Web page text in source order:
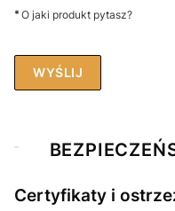
*O jaki produkt pytasz?
WYŚLIJ
Certyfikaty i